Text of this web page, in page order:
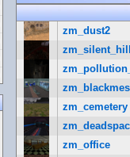
zm_dust2
zm_silent_hill
zm_cemetery
zm_office